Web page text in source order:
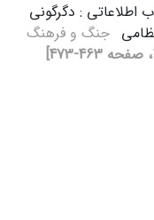
اطلاعاتی : دگرگونی
جنگ‌ و فرهنگ‌